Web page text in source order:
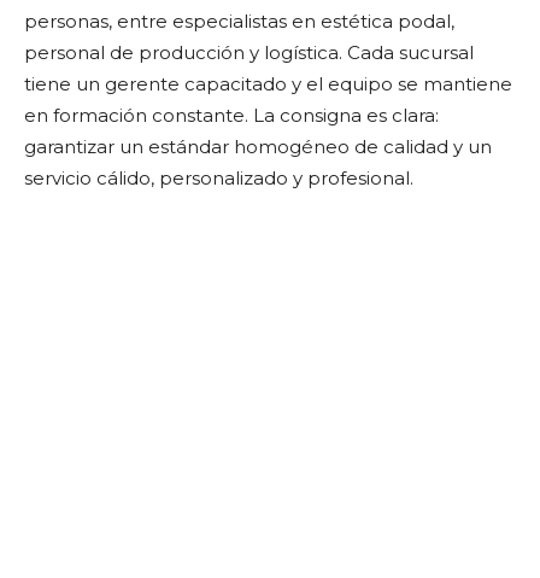
personas, entre especialistas en estética podal,
personal de producción y logística. Cada sucursal
tiene un gerente capacitado y el equipo se mantiene
en formación constante. La consigna es clara:
garantizar un estándar homogéneo de calidad y un
servicio cálido, personalizado y profesional.